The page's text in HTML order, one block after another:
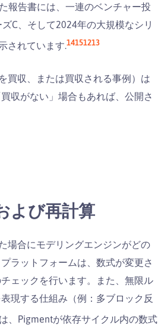
報告書には、一連のベンチャー投
C、そして2024年の大規模なシリ
されています.14151213
買収、または買収される事例）は
収がない」場合もあれば、公開さ
よび再計算
場合にモデリングエンジンがどの
ラットフォームは、数式が変更さ
ェックを行います。また、無限ル
現する仕組み（例：多ブロック反
、Pigmentが依存サイクル内の数式